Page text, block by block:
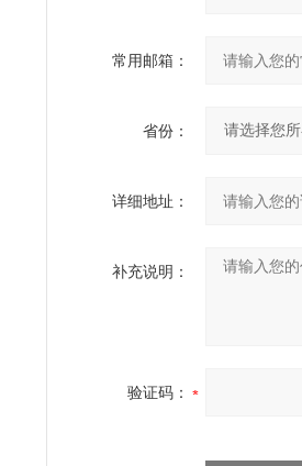
常用邮箱：
省份：
详细地址：
补充说明：
验证码：